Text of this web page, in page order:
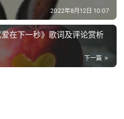
2022年8月12日 10:07
在下一秒》歌词及评论赏析
下一篇